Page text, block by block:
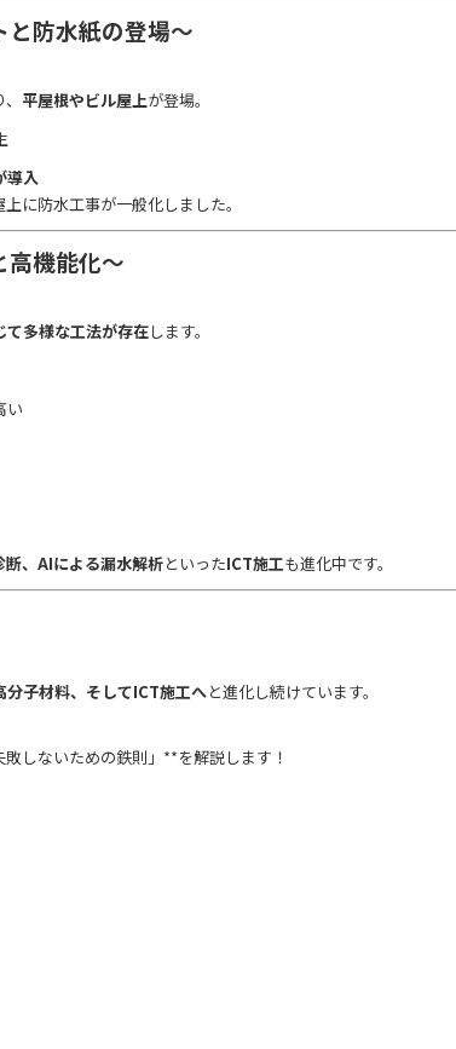
防水紙の登場～
平屋根やビル屋上が登場。
導入
に防水工事が一般化しました。
機能化～
て多様な工法が存在します。
い
断、AIによる漏水解析といったICT施工も進化中です。
分子材料、そしてICT施工へと進化し続けています。
しないための鉄則」**を解説します！